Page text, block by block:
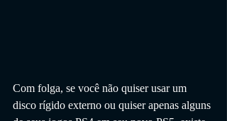
Com folga, se você não quiser usar um
disco rígido externo ou quiser apenas alguns